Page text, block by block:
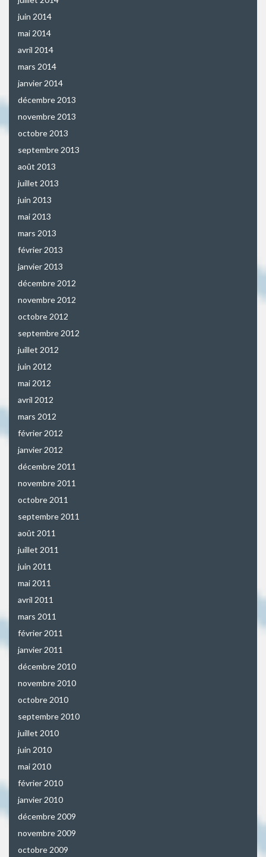
juin 2014
mai 2014
avril 2014
mars 2014
janvier 2014
décembre 2013
novembre 2013
octobre 2013
septembre 2013
août 2013
juillet 2013
juin 2013
mai 2013
mars 2013
février 2013
janvier 2013
décembre 2012
novembre 2012
octobre 2012
septembre 2012
juillet 2012
juin 2012
mai 2012
avril 2012
mars 2012
février 2012
janvier 2012
décembre 2011
novembre 2011
octobre 2011
septembre 2011
août 2011
juillet 2011
juin 2011
mai 2011
avril 2011
mars 2011
février 2011
janvier 2011
décembre 2010
novembre 2010
octobre 2010
septembre 2010
juillet 2010
juin 2010
mai 2010
février 2010
janvier 2010
décembre 2009
novembre 2009
octobre 2009